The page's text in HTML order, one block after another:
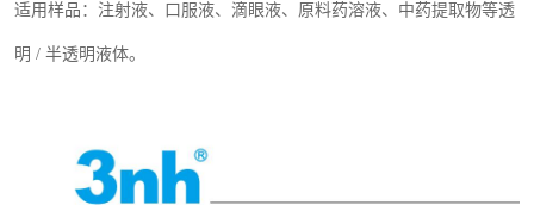
适用样品：注射液、口服液、滴眼液、原料药溶液、中药提取物等透
明 / 半透明液体。